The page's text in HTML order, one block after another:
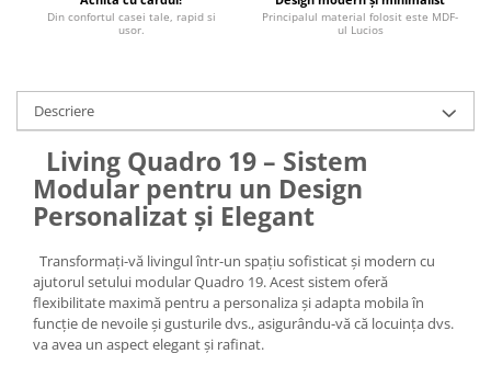
Din confortul casei tale, rapid si
usor.
Principalul material folosit este MDF-
ul Lucios
Descriere
Living Quadro 19 – Sistem
Modular pentru un Design
Personalizat și Elegant
Transformați-vă livingul într-un spațiu sofisticat și modern cu
ajutorul setului modular Quadro 19. Acest sistem oferă
flexibilitate maximă pentru a personaliza și adapta mobila în
funcție de nevoile și gusturile dvs., asigurându-vă că locuința dvs.
va avea un aspect elegant și rafinat.